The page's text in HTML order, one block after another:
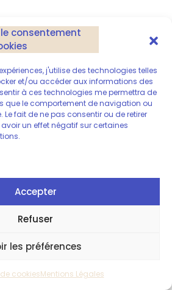
consentement
j'utilise des technologies telles
et/ou accéder aux informations des
à ces technologies me permettra de
que le comportement de navigation ou
Le fait de ne pas consentir ou de retirer
un effet négatif sur certaines
Accepter
Refuser
les préférences
cookiesMentions Légales